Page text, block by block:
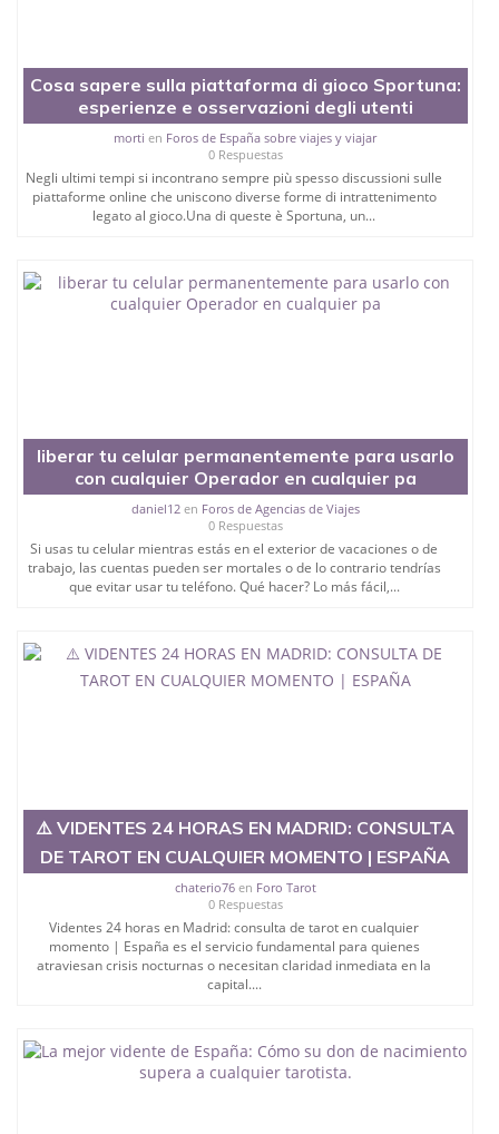
Cosa sapere sulla piattaforma di gioco Sportuna:
esperienze e osservazioni degli utenti
morti en Foros de España sobre viajes y viajar
0 Respuestas
Negli ultimi tempi si incontrano sempre più spesso discussioni sulle
piattaforme online che uniscono diverse forme di intrattenimento
legato al gioco.Una di queste è Sportuna, un...
liberar tu celular permanentemente para usarlo
con cualquier Operador en cualquier pa
daniel12en Foros de Agencias de Viajes
0 Respuestas
Si usas tu celular mientras estás en el exterior de vacaciones o de
trabajo, las cuentas pueden ser mortales o de lo contrario tendrías
que evitar usar tu teléfono. Qué hacer? Lo más fácil,...
⚠️ VIDENTES 24 HORAS EN MADRID: CONSULTA
DE TAROT EN CUALQUIER MOMENTO | ESPAÑA
chaterio76en Foro Tarot
0 Respuestas
Videntes 24 horas en Madrid: consulta de tarot en cualquier
momento | España es el servicio fundamental para quienes
atraviesan crisis nocturnas o necesitan claridad inmediata en la
capital....